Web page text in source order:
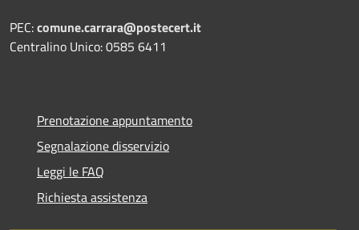
PEC:comune.carrara@postecert.it
Centralino Unico: 0585 6411
Prenotazione appuntamento
Segnalazione disservizio
Leggi le FAQ
Richiesta assistenza